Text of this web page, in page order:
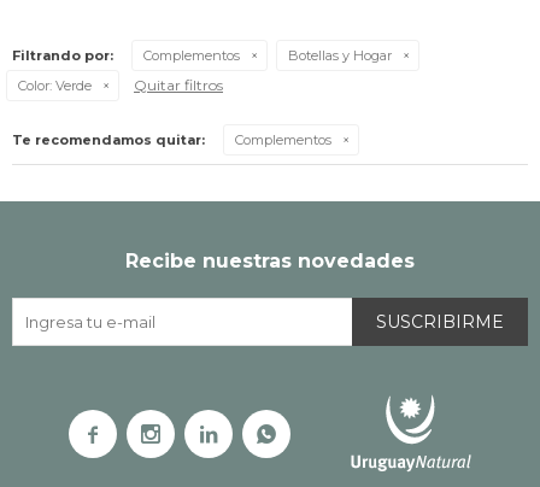
Filtrando por: Complementos
Botellas y Hogar
Color: Verde Quitar filtros
Te recomendamos quitar: Complementos
Recibe nuestras novedades
SUSCRIBIRME
   